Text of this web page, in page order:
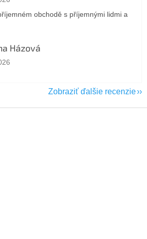
obchodě s příjemnými lidmi a
Házová
obchodu je 5 z 5 hviezdičiek.
Zobraziť ďalšie recenzie